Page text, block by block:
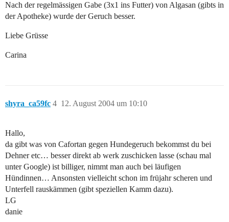
Nach der regelmässigen Gabe (3x1 ins Futter) von Algasan (gibts in
der Apotheke) wurde der Geruch besser.
Liebe Grüsse
Carina
shyra_ca59fc 12. August 2004 um 10:10
4
Hallo,
da gibt was von Cafortan gegen Hundegeruch bekommst du bei
Dehner etc… besser direkt ab werk zuschicken lasse (schau mal
unter Google) ist billiger, nimmt man auch bei läufigen
Hündinnen… Ansonsten vielleicht schon im früjahr scheren und
Unterfell rauskämmen (gibt speziellen Kamm dazu).
LG
danie